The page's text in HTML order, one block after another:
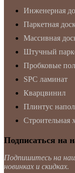
Инженерная
Паркетная
Массивная
Штучный
Пробковые
SPC ламинат
Кварцвинил
Плинтус
Строительная
Подписаться на
Подпишитесь на
новинках и скидках.